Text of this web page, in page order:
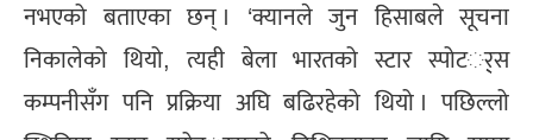
नभएको बताएका छन् । ‘क्यानले जुन हिसाबले सूचना
निकालेको थियो, त्यही बेला भारतको स्टार स्पोटर््स
कम्पनीसँग पनि प्रक्रिया अघि बढिरहेको थियो । पछिल्लो